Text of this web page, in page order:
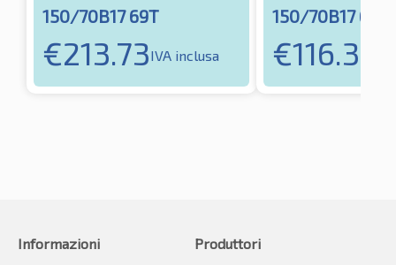
150/70B17 69T
€213.73IVA inclusa
150/70B17 69V
€116.34
Informazioni
Produttori